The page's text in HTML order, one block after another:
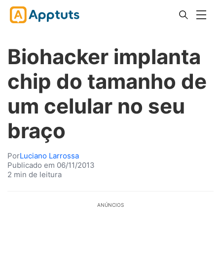
Biohacker implanta
chip do tamanho de
um celular no seu
braço
PorLuciano Larrossa
Publicado em 06/11/2013
2 min de leitura
ANÚNCIOS